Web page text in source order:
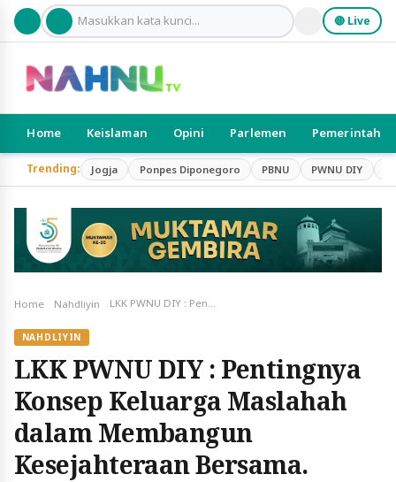
🔴 Live
Home Keislaman Opini Parlemen Pemerintah
Trending: Jogja Ponpes Diponegoro PBNU PWNU DIY
Home Nahdliyin LKK PWNU DIY : Pentingnya Konsep Keluarga Maslahah dalam Membangun Kesejahteraan Bersama.
NAHDLIYIN
LKK PWNU DIY : Pentingnya
Konsep Keluarga Maslahah
dalam Membangun
Kesejahteraan Bersama.